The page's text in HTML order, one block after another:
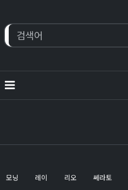
모닝 레이 리오 쎄라토